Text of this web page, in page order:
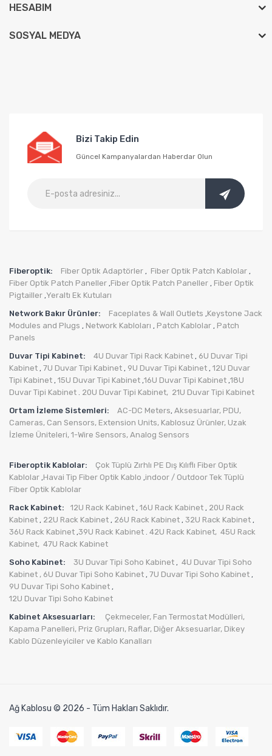
HESABIM
SOSYAL MEDYA
Bizi Takip Edin
Güncel Kampanyalardan Haberdar Olun
Fiberoptik: Fiber Optik Adaptörler , Fiber Optik Patch Kablolar ,
Fiber Optik Patch Paneller ,Fiber Optik Patch Paneller , Fiber Optik
Pigtailler ,Yeraltı Ek Kutuları
Network Bakır Ürünler:
Faceplates & Wall Outlets ,Keystone Jack
Modules and Plugs , Network Kabloları , Patch Kablolar , Patch
Panels
Duvar Tipi Kabinet:
4U Duvar Tipi Rack Kabinet , 6U Duvar Tipi
Kabinet , 7U Duvar Tipi Kabinet , 9U Duvar Tipi Kabinet , 12U Duvar
Tipi Kabinet , 15U Duvar Tipi Kabinet ,16U Duvar Tipi Kabinet ,18U
Duvar Tipi Kabinet . 20U Duvar Tipi Kabinet, 21U Duvar Tipi Kabinet
Ortam İzleme Sistemleri:
AC-DC Meters, Aksesuarlar, PDU,
Cameras, Can Sensors, Extension Units, Kablosuz Ürünler, Uzak
İzleme Üniteleri, 1-Wire Sensors, Analog Sensors
Fiberoptik Kablolar:
Çok Tüplü Zırhlı PE Dış Kılıflı Fiber Optik
Kablolar ,Havai Tip Fiber Optik Kablo ,indoor / Outdoor Tek Tüplü
Fiber Optik Kablolar
Rack Kabinet:
12U Rack Kabinet , 16U Rack Kabinet , 20U Rack
Kabinet , 22U Rack Kabinet , 26U Rack Kabinet , 32U Rack Kabinet ,
36U Rack Kabinet ,39U Rack Kabinet . 42U Rack Kabinet, 45U Rack
Kabinet, 47U Rack Kabinet
Soho Kabinet:
3U Duvar Tipi Soho Kabinet , 4U Duvar Tipi Soho
Kabinet , 6U Duvar Tipi Soho Kabinet , 7U Duvar Tipi Soho Kabinet ,
9U Duvar Tipi Soho Kabinet ,
12U Duvar Tipi Soho Kabinet
Kabinet Aksesuarları:
Çekmeceler, Fan Termostat Modülleri,
Kapama Panelleri, Priz Grupları, Raflar, Diğer Aksesuarlar, Dikey
Kablo Düzenleyiciler ve Kablo Kanalları
Ağ Kablosu © 2026 - Tüm Hakları Saklıdır.